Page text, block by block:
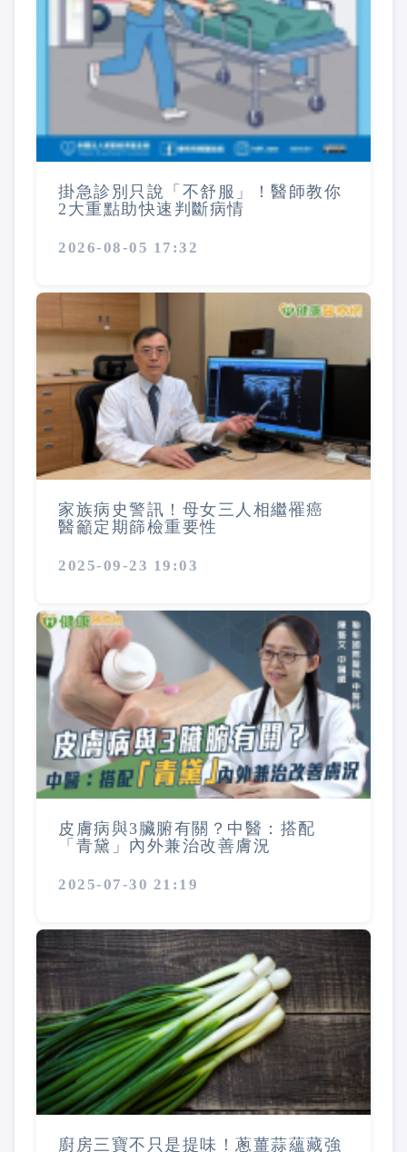
掛急診別只說「不舒服」！醫師教你
2大重點助快速判斷病情
2026-08-05 17:32
家族病史警訊！母女三人相繼罹癌
醫籲定期篩檢重要性
2025-09-23 19:03
皮膚病與3臟腑有關？中醫：搭配
「青黛」內外兼治改善膚況
2025-07-30 21:19
廚房三寶不只是提味！蔥薑蒜蘊藏強